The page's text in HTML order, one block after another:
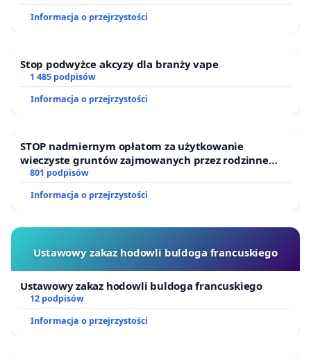
Informacja o przejrzystości
Stop podwyżce akcyzy dla branży vape
1 485 podpisów
Informacja o przejrzystości
STOP nadmiernym opłatom za użytkowanie
wieczyste gruntów zajmowanych przez rodzinne
ogrody działkowe.
801 podpisów
Informacja o przejrzystości
Ustawowy zakaz hodowli buldoga francuskiego
Ustawowy zakaz hodowli buldoga francuskiego
12 podpisów
Informacja o przejrzystości